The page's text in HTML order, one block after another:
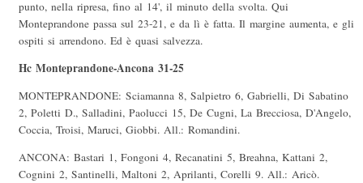
punto, nella ripresa, fino al 14', il minuto della svolta. Qui
Monteprandone passa sul 23-21, e da lì è fatta. Il margine aumenta, e gli
ospiti si arrendono. Ed è quasi salvezza.
Hc Monteprandone-Ancona 31-25
MONTEPRANDONE: Sciamanna 8, Salpietro 6, Gabrielli, Di Sabatino
2, Poletti D., Salladini, Paolucci 15, De Cugni, La Brecciosa, D'Angelo,
Coccia, Troisi, Maruci, Giobbi. All.: Romandini.
ANCONA: Bastari 1, Fongoni 4, Recanatini 5, Breahna, Kattani 2,
Cognini 2, Santinelli, Maltoni 2, Aprilanti, Corelli 9. All.: Aricò.